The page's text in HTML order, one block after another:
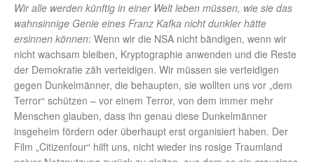
Wir alle werden künftig in einer Welt leben müssen, wie sie das
wahnsinnige Genie eines Franz Kafka nicht dunkler hätte
ersinnen können: Wenn wir die NSA nicht bändigen, wenn wir
nicht wachsam bleiben, Kryptographie anwenden und die Reste
der Demokratie zäh verteidigen. Wir müssen sie verteidigen
gegen Dunkelmänner, die behaupten, sie wollten uns vor „dem
Terror“ schützen – vor einem Terror, von dem immer mehr
Menschen glauben, dass ihn genau diese Dunkelmänner
insgeheim fördern oder überhaupt erst organisiert haben. Der
Film „Citizenfour“ hilft uns, nicht wieder ins rosige Traumland